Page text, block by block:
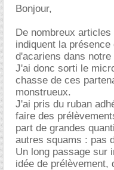
Bonjour,
De nombreux
indiquent la
d'acariens dans
J'ai donc sorti le
chasse de ces
monstrueux.
J'ai pris du ruban
faire des
part de grandes
autres squams : pas
Un long passage sur
idée de prélèvement,